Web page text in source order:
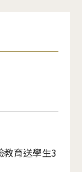
教育送學生3